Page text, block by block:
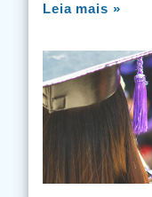
Leia mais »